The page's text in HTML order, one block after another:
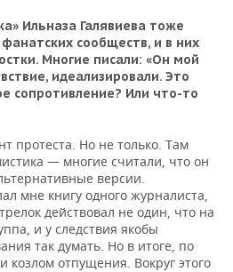
Ильназа Галявиева тоже
сообществ, и в них
Многие писали: «Он мой
идеализировали. Это
сопротивление? Или что-то
протеста. Но не только. Там
— многие считали, что он
версии.
мне книгу одного журналиста,
действовал не один, что на
и у следствия якобы
так думать. Но в итоге, по
козлом отпущения. Вокруг этого